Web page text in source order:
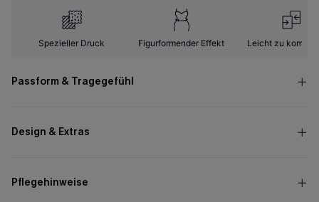
Spezieller Druck Figurformender Effekt Leicht zu
Passform & Tragegefühl
Design & Extras
Pflegehinweise